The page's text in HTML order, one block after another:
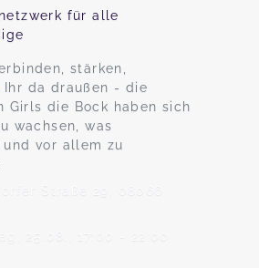
für alle
stärken,
Ihr da draußen - die
Girls die Bock haben sich
wachsen, was
und vor allem zu
Straße 29, 08066
25.08., 17:00 - 22:00